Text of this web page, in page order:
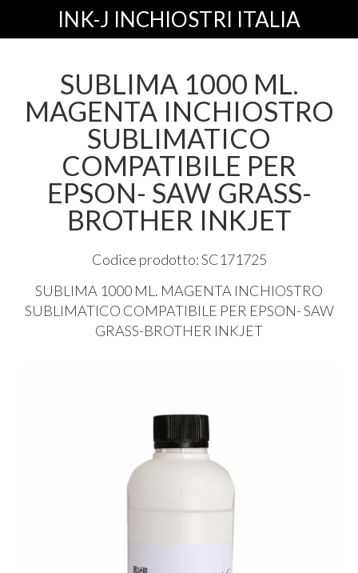
INK-J INCHIOSTRI ITALIA
SUBLIMA 1000 ML.
MAGENTA INCHIOSTRO
SUBLIMATICO
COMPATIBILE PER
EPSON- SAW GRASS-
BROTHER INKJET
Codice prodotto: SC171725
SUBLIMA 1000 ML. MAGENTA INCHIOSTRO
SUBLIMATICO COMPATIBILE PER EPSON-SAW
GRASS-BROTHER INKJET